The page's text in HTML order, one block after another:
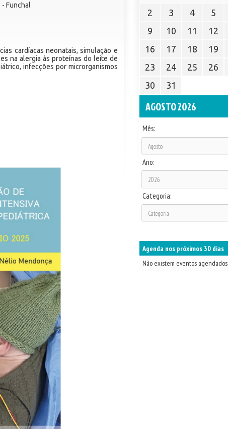
Funchal
cardíacas neonatais, simulação e
na alergia às proteínas do leite de
infecções por microrganismos
2
3 4 5
9
10 11 12
16
17 18 19
23
24 25 26
30
31
AGOSTO 2026
Mês:
Ano:
Categoria:
Agenda nos próximos 30 dias
Não existem eventos agendados